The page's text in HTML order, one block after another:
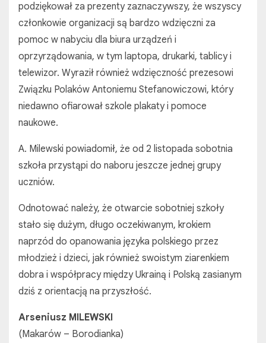
podziękował za prezenty zaznaczywszy, że wszyscy
członkowie organizacji są bardzo wdzięczni za
pomoc w nabyciu dla biura urządzeń i
oprzyrządowania, w tym laptopa, drukarki, tablicy i
telewizor. Wyraził również wdzięczność prezesowi
Związku Polaków Antoniemu Stefanowiczowi, który
niedawno ofiarował szkole plakaty i pomoce
naukowe.
A. Milewski powiadomił, że od 2 listopada sobotnia
szkoła przystąpi do naboru jeszcze jednej grupy
uczniów.
Odnotować należy, że otwarcie sobotniej szkoły
stało się dużym, długo oczekiwanym, krokiem
naprzód do opanowania języka polskiego przez
młodzież i dzieci, jak również swoistym ziarenkiem
dobra i współpracy między Ukrainą i Polską zasianym
dziś z orientacją na przyszłość.
Arseniusz MILEWSKI
(Makarów – Borodianka)